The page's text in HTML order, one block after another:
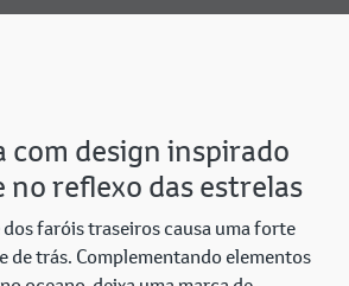
com design inspirado
no reflexo das estrelas
faróis traseiros causa uma forte
de trás. Complementando elementos